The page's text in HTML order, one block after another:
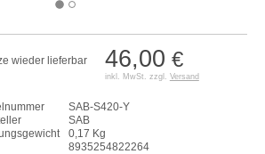
46,00 €
inkl. MwSt. zzgl. Versand
wieder lieferbar
SAB-S420-Y
SAB
0,17 Kg
8935254822264